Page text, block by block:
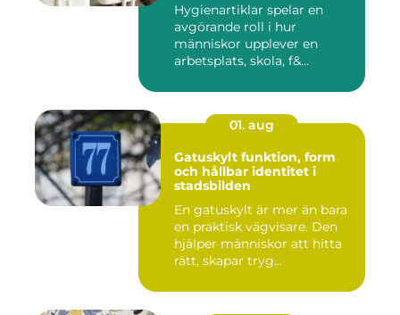
Hygienartiklar spelar en
avgörande roll i hur
människor upplever en
arbetsplats, skola, f&...
01. aug
Gatuskylt funktion, form
och hållbar identitet i
stadsbilden
En gatuskylt är mer än bara
en praktisk vägvisare. Den
hjälper människor att hitta
rätt, skapar tryg...